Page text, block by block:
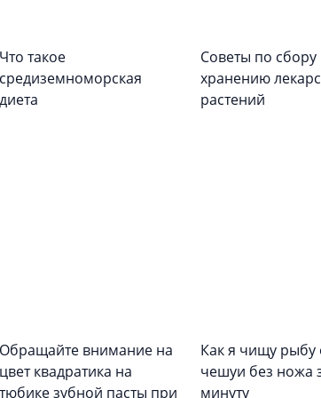
Что такое
средиземноморская
диета
Советы по сбору
хранению
растений
Обращайте внимание на
цвет квадратика на
тюбике зубной пасты при
Как я чищу рыбу
чешуи без ножа
минуту